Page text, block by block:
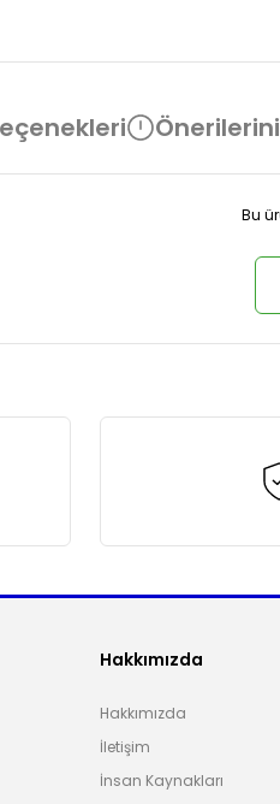
Bu
Hakkımızda
Hakkımızda
İletişim
İnsan Kaynakları